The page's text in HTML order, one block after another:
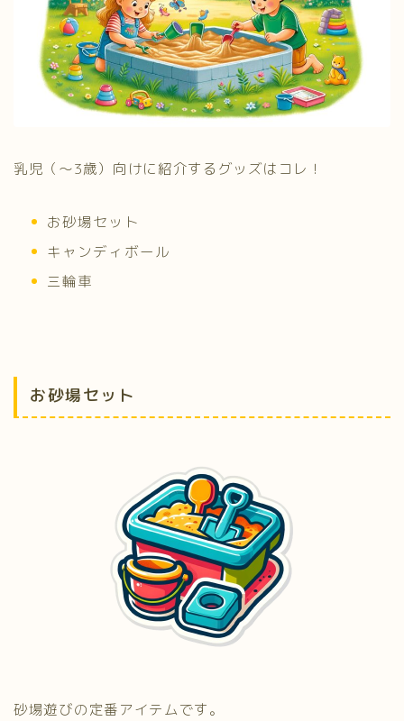
乳児（～3歳）向けに紹介するグッズはコレ！
お砂場セット
キャンディボール
三輪車
お砂場セット
砂場遊びの定番アイテムです。